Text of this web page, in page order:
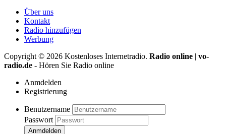
Über uns
Kontakt
Radio hinzufügen
Werbung
Copyright © 2026 Kostenloses Internetradio. Radio online | vo-
radio.de - Hören Sie Radio online
Anmdelden
Registrierung
Benutzername
Passwort
Anmdelden